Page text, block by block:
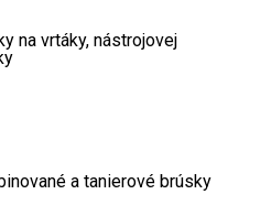
na vrtáky, nástrojovej
a tanierové brúsky